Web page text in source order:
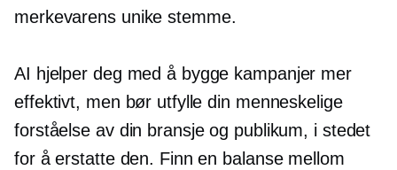
merkevarens unike stemme.
AI hjelper deg med å bygge kampanjer mer
effektivt, men bør utfylle din menneskelige
forståelse av din bransje og publikum, i stedet
for å erstatte den. Finn en balanse mellom